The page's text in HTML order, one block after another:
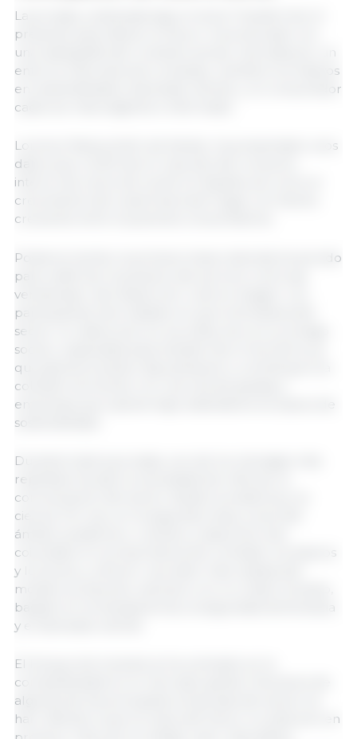
La jornada, celebrada bajo el lema ‘Transformar el
presente para liderar el futuro’, ha arrancado con
una radiografía del contexto actual, marcada por un
entorno internacional complejo, cambios normativos
en sostenibilidad y bienestar animal, y un consumidor
cada vez más exigente e informado.
Lorenzo Mazzuchelli, de Kantar, ha presentado unos
datos que confirman el repunte del consumo
interno de carne de cerdo en España, así como el
crecimiento del canal fuera del hogar y el interés
creciente entre los jóvenes consumidores.
Posteriormente, la primera mesa redonda ha servido
para reafirmar la posición del porcino como eje
vertebrador del desarrollo rural en Aragón. Los
participantes han insistido en que la fortaleza del
sector no radica solo en sus cifras, sino en su arraigo
social y capacidad para transformar el territorio ya
que genera empleo, fija población y contribuye a la
cohesión territorial, con una red de granjas y
empresas que operan bajo estándares europeos de
sostenibilidad.
Durante toda la jornada, uno de los mensajes más
repetidos ha sido la necesidad de reforzar la
comunicación del sector desde la evidencia y la
ciencia. Por eso, en la segunda mesa, voces del
ámbito académico, culinario y deportivo han
coincidido en la importancia de combatir los tópicos
y los bulos, y ofrecer una visión más realista del
modelo productivo, siempre con un relato honesto,
basado en la transparencia, la seguridad alimentaria
y el bienestar animal.
El bloque de la tarde se ha centrado en la
competitividad en el mercado global. Directivos de
algunas de las principales empresas del sector se
han referido a que la clave del futuro no está solo en